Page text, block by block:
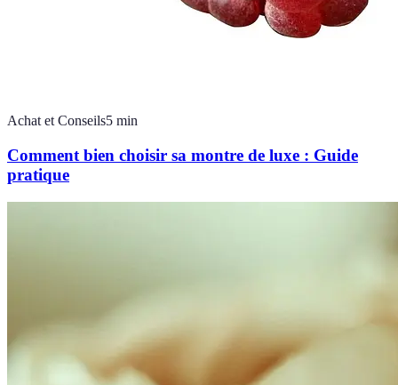
Achat et Conseils5 min
Comment bien choisir sa montre de luxe : Guide
pratique